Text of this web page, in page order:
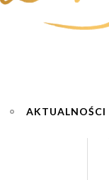
AKTUALNOŚCI